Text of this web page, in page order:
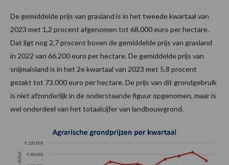
De gemiddelde prijs van grasland is in het tweede kwartaal van
2023 met 1,2 procent afgenomen tot 68.000 euro per hectare.
Dat ligt nog 2,7 procent boven de gemiddelde prijs van grasland
in 2022 van 66.200 euro per hectare. De gemiddelde prijs van
snijmaisland is in het 2e kwartaal van 2023 met 5,8 procent
gezakt tot 73.000 euro per hectare. De prijs van dit grondgebruik
is niet afzonderlijk in de onderstaande figuur opgenomen, maar is
wel onderdeel van het totaalcijfer van landbouwgrond.